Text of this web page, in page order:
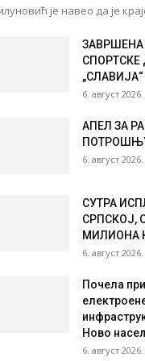
је навео да је
СПОРТСКЕ
„СЛАВИЈА“
6. август 2026.
АПЕЛ ЗА
6. август 2026.
СУТРА
СРПСКОЈ,
МИЛИОНА
6. август 2026.
Почела
Ново
6. август 2026.